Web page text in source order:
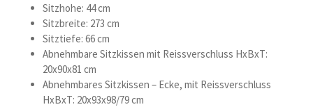
Sitzhohe: 44 cm
Sitzbreite: 273 cm
Sitztiefe: 66 cm
Abnehmbare Sitzkissen mit Reissverschluss HxBxT:
20x90x81 cm
Abnehmbares Sitzkissen – Ecke, mit Reissverschluss
HxBxT: 20x93x98/79 cm